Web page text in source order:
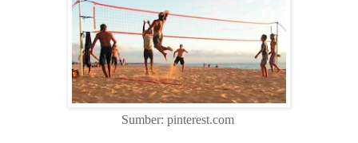
Sumber: pinterest.com